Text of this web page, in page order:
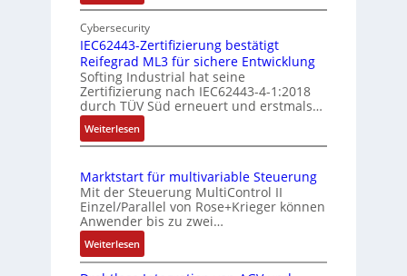
e
s
s
u
n
n
d
Z
u
t
e
k
o
m
b
n
e
r
t
o
E
i
n
a
c
h
e
S
n
s
o
r
-
I
Cybersecurity
IEC62443-Zertifizierung bestätigt
Reifegrad ML3 für sichere Entwicklung
Softing Industrial hat seine
Zertifizierung nach IEC62443-4-1:2018
durch TÜV Süd erneuert und erstmals…
Weiterlesen:
I
C
6
2
4
4
3
Marktstart für multivariable Steuerung
Mit der Steuerung MultiControl II
Einzel/Parallel von Rose+Krieger können
Anwender bis zu zwei…
Weiterlesen:
M